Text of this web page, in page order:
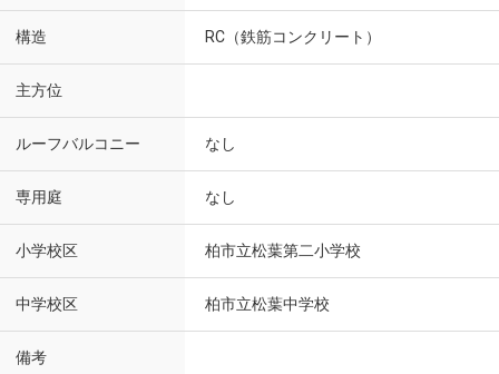
構造 RC（鉄筋コンクリート）
主方位
ルーフバルコニー なし
専用庭 なし
小学校区 柏市立松葉第二小学校
中学校区 柏市立松葉中学校
備考